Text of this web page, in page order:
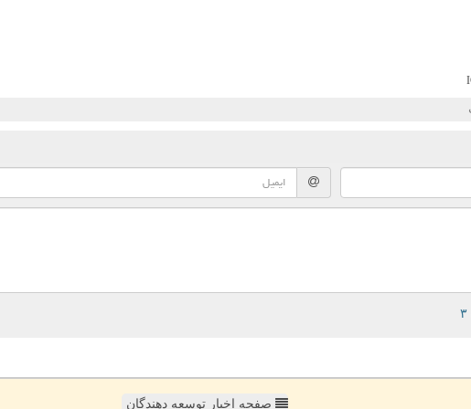
صفحه اخبار توسعه دهندگان